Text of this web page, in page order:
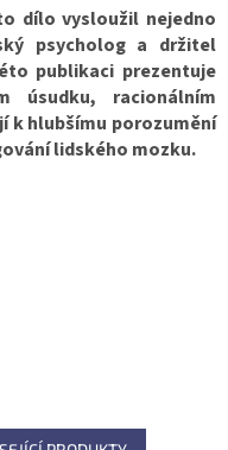
dílo vysloužil nejedno
psycholog a držitel
publikaci prezentuje
úsudku, racionálním
k hlubšímu porozumění
lidského mozku.